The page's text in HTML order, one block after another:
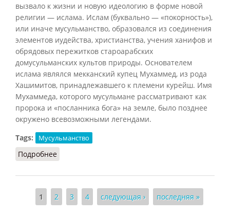
вызвало к жизни и новую идеологию в форме новой
религии — ислама. Ислам (буквально — «покорность»),
или иначе мусульманство, образовался из соединения
элементов иудейства, христианства, учения ханифов и
обрядовых пережитков староарабских
домусульманских культов природы. Основателем
ислама являлся мекканский купец Мухаммед, из рода
Хашимитов, принадлежавшего к племени курейш. Имя
Мухаммеда, которого мусульмане рассматривают как
пророка и «посланника бога» на земле, было позднее
окружено всевозможными легендами.
Tags:
Мусульманство
Подробнее
Страницы
1 2 3 4 следующая › последняя »